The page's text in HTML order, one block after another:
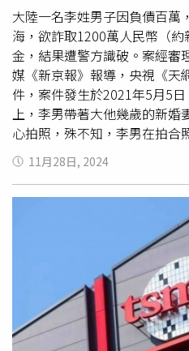
大陸一名李姓男子因負債百萬
海，欲詐取1200萬人民幣（
金，結果遭警方識破。案經審
媒《新京報》報導，央視《天
件，案件發生於2021年5月5
上，李男帶著大他幾歲的新
心拍照，殊不知，李男在拍合
殺了她。李男先走到甲板上
外面，再將其推落海。事後，
故作癱軟、無力狀，由員警攙
字。李男偵訊時表示，小環
她去比較矮的欄杆處，誰知
催促警方開立死亡證明，讓
有200個監視器，偏偏案發處
找到這邊，更奇怪的是，雙
道。果然，驗屍報告顯示，
痕跡，因此是被人推下海的。
交往其他情人，小環死後沒多
11月28日, 2024